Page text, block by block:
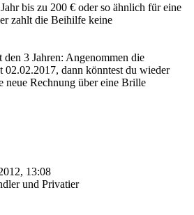
bis zu 200 € oder so ähnlich für eine
zahlt die Beihilfe keine
den 3 Jahren: Angenommen die
02.02.2017, dann könntest du wieder
neue Rechnung über eine Brille
13:08
und Privatier